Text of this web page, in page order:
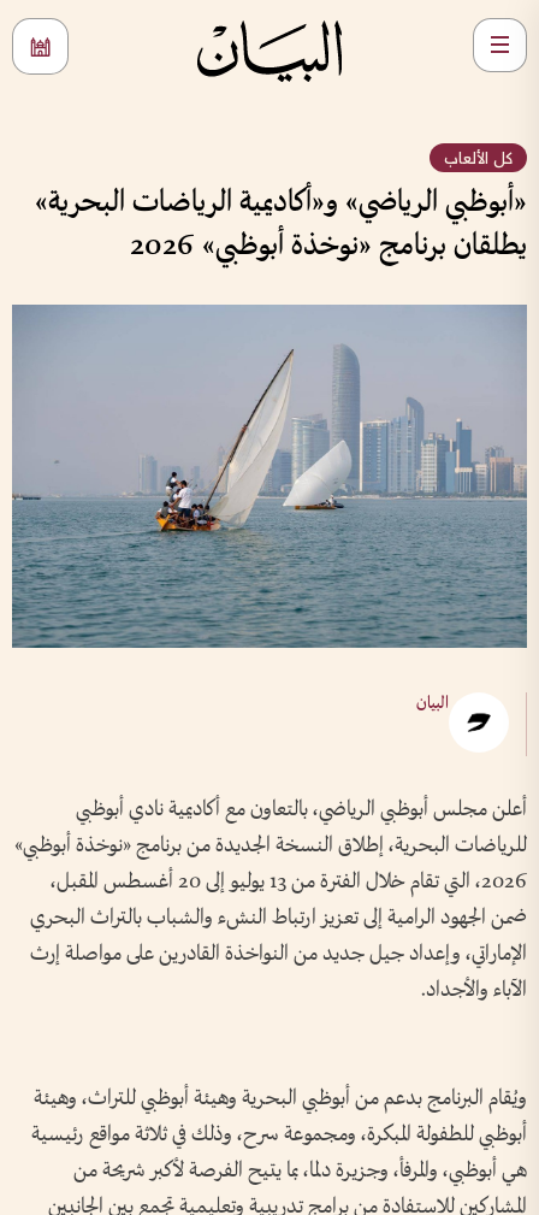
كل الألعاب
«أبوظبي الرياضي» و«أكاديمية الرياضات البحرية»
يطلقان برنامج «نوخذة أبوظبي» 2026
البيان
أعلن مجلس أبوظبي الرياضي، بالتعاون مع أكاديمية نادي أبوظبي
للرياضات البحرية، إطلاق النسخة الجديدة من برنامج «نوخذة أبوظبي»
2026، التي تقام خلال الفترة من 13 يوليو إلى 20 أغسطس المقبل،
ضمن الجهود الرامية إلى تعزيز ارتباط النشء والشباب بالتراث البحري
الإماراتي، وإعداد جيل جديد من النواخذة القادرين على مواصلة إرث
الآباء والأجداد.
ويُقام البرنامج بدعم من أبوظبي البحرية وهيئة أبوظبي للتراث، وهيئة
أبوظبي للطفولة المبكرة، ومجموعة سرح، وذلك في ثلاثة مواقع رئيسية
هي أبوظبي، والمرفأ، وجزيرة دلما، بما يتيح الفرصة لأكبر شريحة من
المشاركين للاستفادة من برامج تدريبية وتعليمية تجمع بين الجانبين